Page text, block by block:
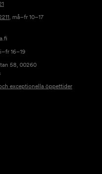
, må–fr 10–17
16–19
58, 00260
exceptionella öppettider